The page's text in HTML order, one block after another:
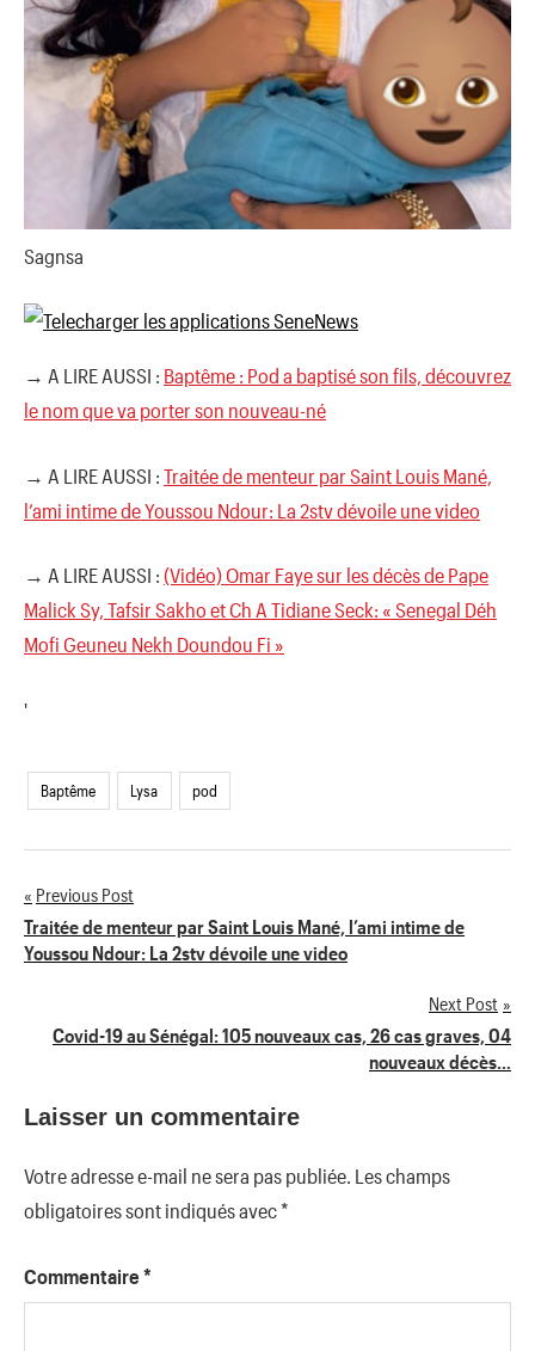
Sagnsa
→ A LIRE AUSSI : Baptême : Pod a baptisé son fils, découvrez
le nom que va porter son nouveau-né
→ A LIRE AUSSI : Traitée de menteur par Saint Louis Mané,
l’ami intime de Youssou Ndour: La 2stv dévoile une video
→ A LIRE AUSSI : (Vidéo) Omar Faye sur les décès de Pape
Malick Sy, Tafsir Sakho et Ch A Tidiane Seck: « Senegal Déh
Mofi Geuneu Nekh Doundou Fi »
'
Baptême Lysa pod
Navigation
de
Previous Post
Traitée de menteur par Saint Louis Mané, l’ami intime de
Youssou Ndour: La 2stv dévoile une video
Next Post
Covid-19 au Sénégal: 105 nouveaux cas, 26 cas graves, 04
nouveaux décès…
Laisser un commentaire
Votre adresse e-mail ne sera pas publiée. Les champs
obligatoires sont indiqués avec*
Commentaire *